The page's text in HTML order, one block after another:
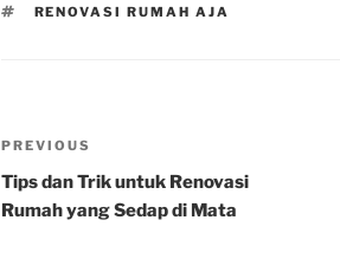
TAGS
RENOVASI RUMAH AJA
Post
navigation
Previous
Post
PREVIOUS
Tips dan Trik untuk Renovasi
Rumah yang Sedap di Mata